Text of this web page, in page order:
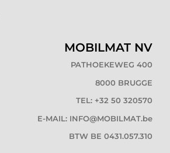
MOBILMAT NV
PATHOEKEWEG 400
8000 BRUGGE
TEL: +32 50 320570
E-MAIL: INFO@MOBILMAT.be
BTW BE 0431.057.310